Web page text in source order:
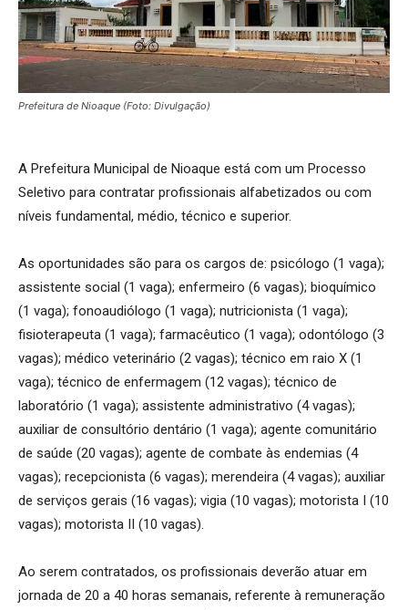
Prefeitura de Nioaque (Foto: Divulgação)
A Prefeitura Municipal de Nioaque está com um Processo
Seletivo para contratar profissionais alfabetizados ou com
níveis fundamental, médio, técnico e superior.
As oportunidades são para os cargos de: psicólogo (1 vaga);
assistente social (1 vaga); enfermeiro (6 vagas); bioquímico
(1 vaga); fonoaudiólogo (1 vaga); nutricionista (1 vaga);
fisioterapeuta (1 vaga); farmacêutico (1 vaga); odontólogo (3
vagas); médico veterinário (2 vagas); técnico em raio X (1
vaga); técnico de enfermagem (12 vagas); técnico de
laboratório (1 vaga); assistente administrativo (4 vagas);
auxiliar de consultório dentário (1 vaga); agente comunitário
de saúde (20 vagas); agente de combate às endemias (4
vagas); recepcionista (6 vagas); merendeira (4 vagas); auxiliar
de serviços gerais (16 vagas); vigia (10 vagas); motorista I (10
vagas); motorista II (10 vagas).
Ao serem contratados, os profissionais deverão atuar em
jornada de 20 a 40 horas semanais, referente à remuneração